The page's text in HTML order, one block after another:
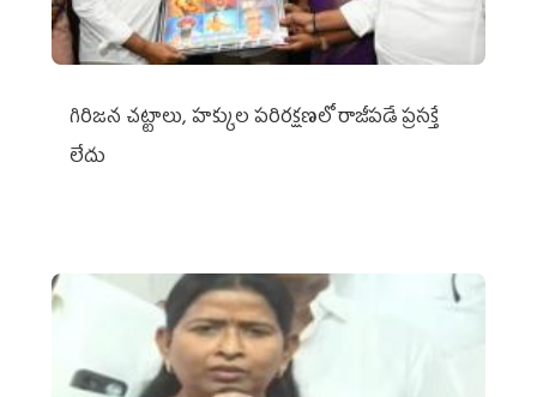
గిరిజన చట్టాలు, హక్కుల పరిరక్షణలో రాజీపడే ప్రసక్తే
లేదు